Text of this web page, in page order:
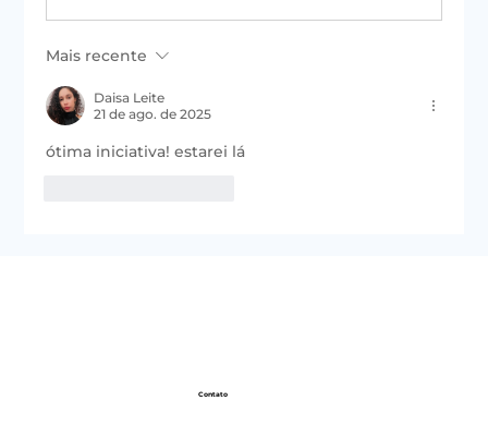
Paulo
Mais recente
Daisa Leite
21 de ago. de 2025
ótima iniciativa! estarei lá
Contato